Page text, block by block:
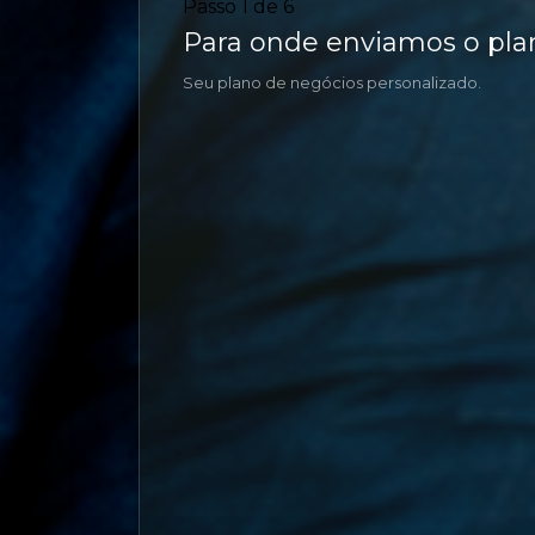
Passo de 6
Para onde enviamos o
Seu plano de negócios personalizado.